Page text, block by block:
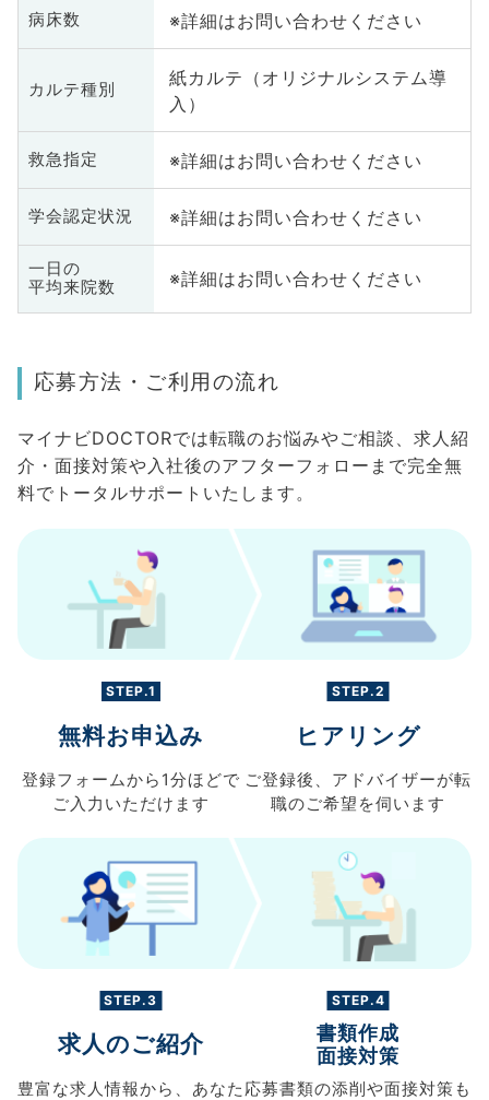
病床数 ※詳細はお問い合わせください
カルテ種別
紙カルテ（オリジナルシステム導
入）
救急指定 ※詳細はお問い合わせください
学会認定状況 ※詳細はお問い合わせください
一日の
平均来院数
※詳細はお問い合わせください
応募方法・ご利用の流れ
マイナビDOCTORでは転職のお悩みやご相談、求人紹
介・面接対策や入社後のアフターフォローまで完全無
料でトータルサポートいたします。
STEP.1
無料お申込み
登録フォームから 1分ほどで
ご入力 いただけます
STEP.2
ヒアリング
ご登録後、 アドバイザーが転
職のご希望を伺います
STEP.3
求人のご紹介
豊富な求人情報から、 あなた
STEP.4
書類作成
面接対策
応募書類の添削や面接対策も